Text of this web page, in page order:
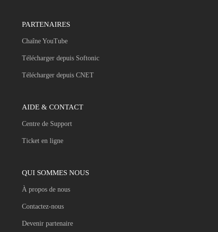
PARTENAIRES
Chaîne YouTube
Télécharger depuis Softonic
Télécharger depuis CNET
AIDE & CONTACT
Centre de Support
Ticket en ligne
QUI SOMMES NOUS
À propos de nous
Contactez-nous
Devenir partenaire